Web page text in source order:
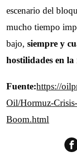
escenario del
mucho tiempo
bajo,siempre y
hostilidades en la
Fuente:https://
Oil/Hormuz-
Boom.html